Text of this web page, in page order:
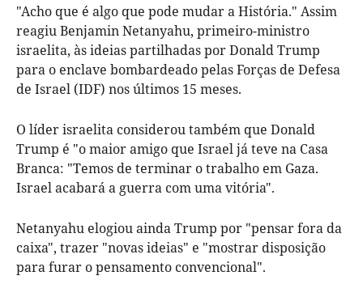
"Acho que é algo que pode mudar a História." Assim
reagiu Benjamin Netanyahu, primeiro-ministro
israelita, às ideias partilhadas por Donald Trump
para o enclave bombardeado pelas Forças de Defesa
de Israel (IDF) nos últimos 15 meses.
O líder israelita considerou também que Donald
Trump é "o maior amigo que Israel já teve na Casa
Branca: "Temos de terminar o trabalho em Gaza.
Israel acabará a guerra com uma vitória".
Netanyahu elogiou ainda Trump por "pensar fora da
caixa", trazer "novas ideias" e "mostrar disposição
para furar o pensamento convencional".